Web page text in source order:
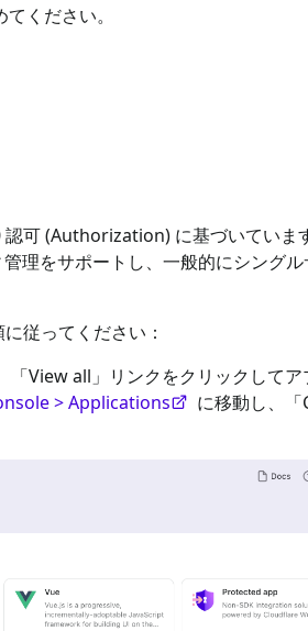
ください。
可 (Authorization) に基づいていま
理をサポートし、一般的にシング
従ってください：
View all」リンクをクリックしてア
> Applications
に移動し、